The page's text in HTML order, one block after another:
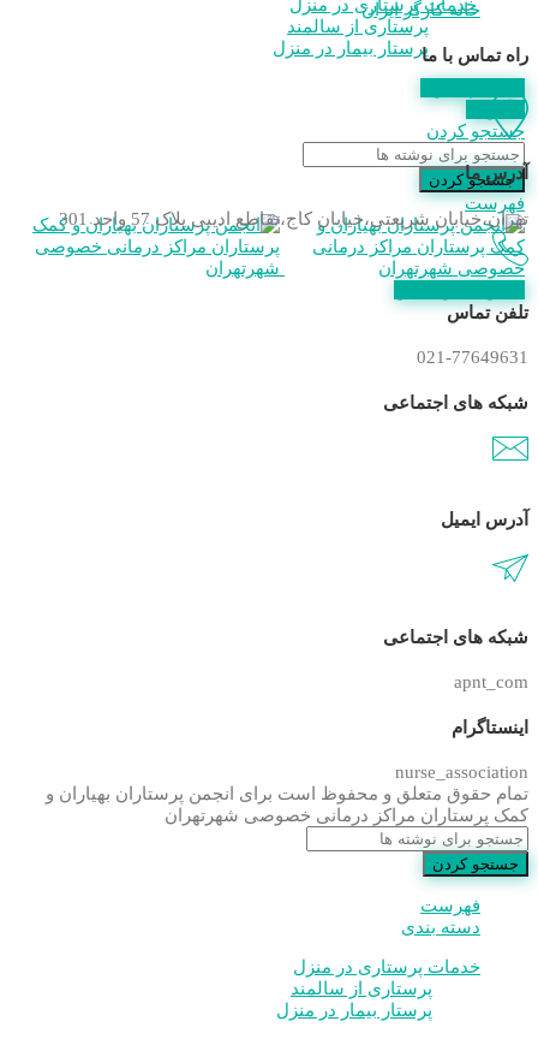
خدمات پرستاری در منزل
پرستاری از سالمند
پرستار بیمار در منزل
جستجو کردن
جستجو کردن
فهرست
خانه کارگر ایران
راه تماس با ما
آدرس ما
تهران،خیابان شریعتی،خیابان کاج،تقاطع ادیبی پلاک 57 واحد 301
تلفن تماس
021-77649631
شبکه های اجتماعی
آدرس ایمیل
شبکه های اجتماعی
apnt_com
اینستاگرام
nurse_association
تمام حقوق متعلق و محفوظ است برای انجمن پرستاران بهیاران و
کمک پرستاران مراکز درمانی خصوصی شهرتهران
جستجو کردن
فهرست
دسته بندی
خدمات پرستاری در منزل
پرستاری از سالمند
پرستار بیمار در منزل